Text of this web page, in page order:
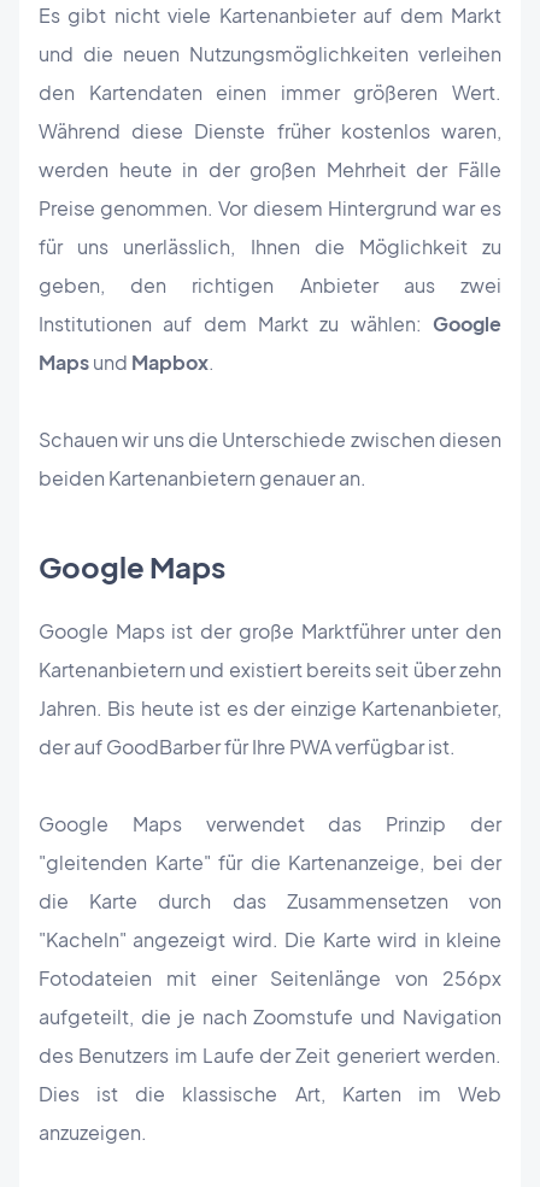
Es gibt nicht viele Kartenanbieter auf dem Markt
und die neuen Nutzungsmöglichkeiten verleihen
den Kartendaten einen immer größeren Wert.
Während diese Dienste früher kostenlos waren,
werden heute in der großen Mehrheit der Fälle
Preise genommen. Vor diesem Hintergrund war es
für uns unerlässlich, Ihnen die Möglichkeit zu
geben, den richtigen Anbieter aus zwei
Institutionen auf dem Markt zu wählen: Google
Mapsund Mapbox.
Schauen wir uns die Unterschiede zwischen diesen
beiden Kartenanbietern genauer an.
Google Maps
Google Maps ist der große Marktführer unter den
Kartenanbietern und existiert bereits seit über zehn
Jahren. Bis heute ist es der einzige Kartenanbieter,
der auf GoodBarber für Ihre PWA verfügbar ist.
Google Maps verwendet das Prinzip der
"gleitenden Karte" für die Kartenanzeige, bei der
die Karte durch das Zusammensetzen von
"Kacheln" angezeigt wird. Die Karte wird in kleine
Fotodateien mit einer Seitenlänge von 256px
aufgeteilt, die je nach Zoomstufe und Navigation
des Benutzers im Laufe der Zeit generiert werden.
Dies ist die klassische Art, Karten im Web
anzuzeigen.